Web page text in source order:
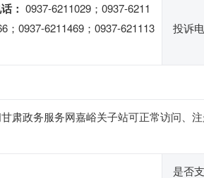
： 0937-6211029；0937-6211
；0937-6211469；0937-621113
投诉
肃政务服务网嘉峪关子站可正常访问、
是否